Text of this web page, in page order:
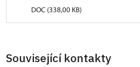
DOC (338,00 KB)
Související kontakty